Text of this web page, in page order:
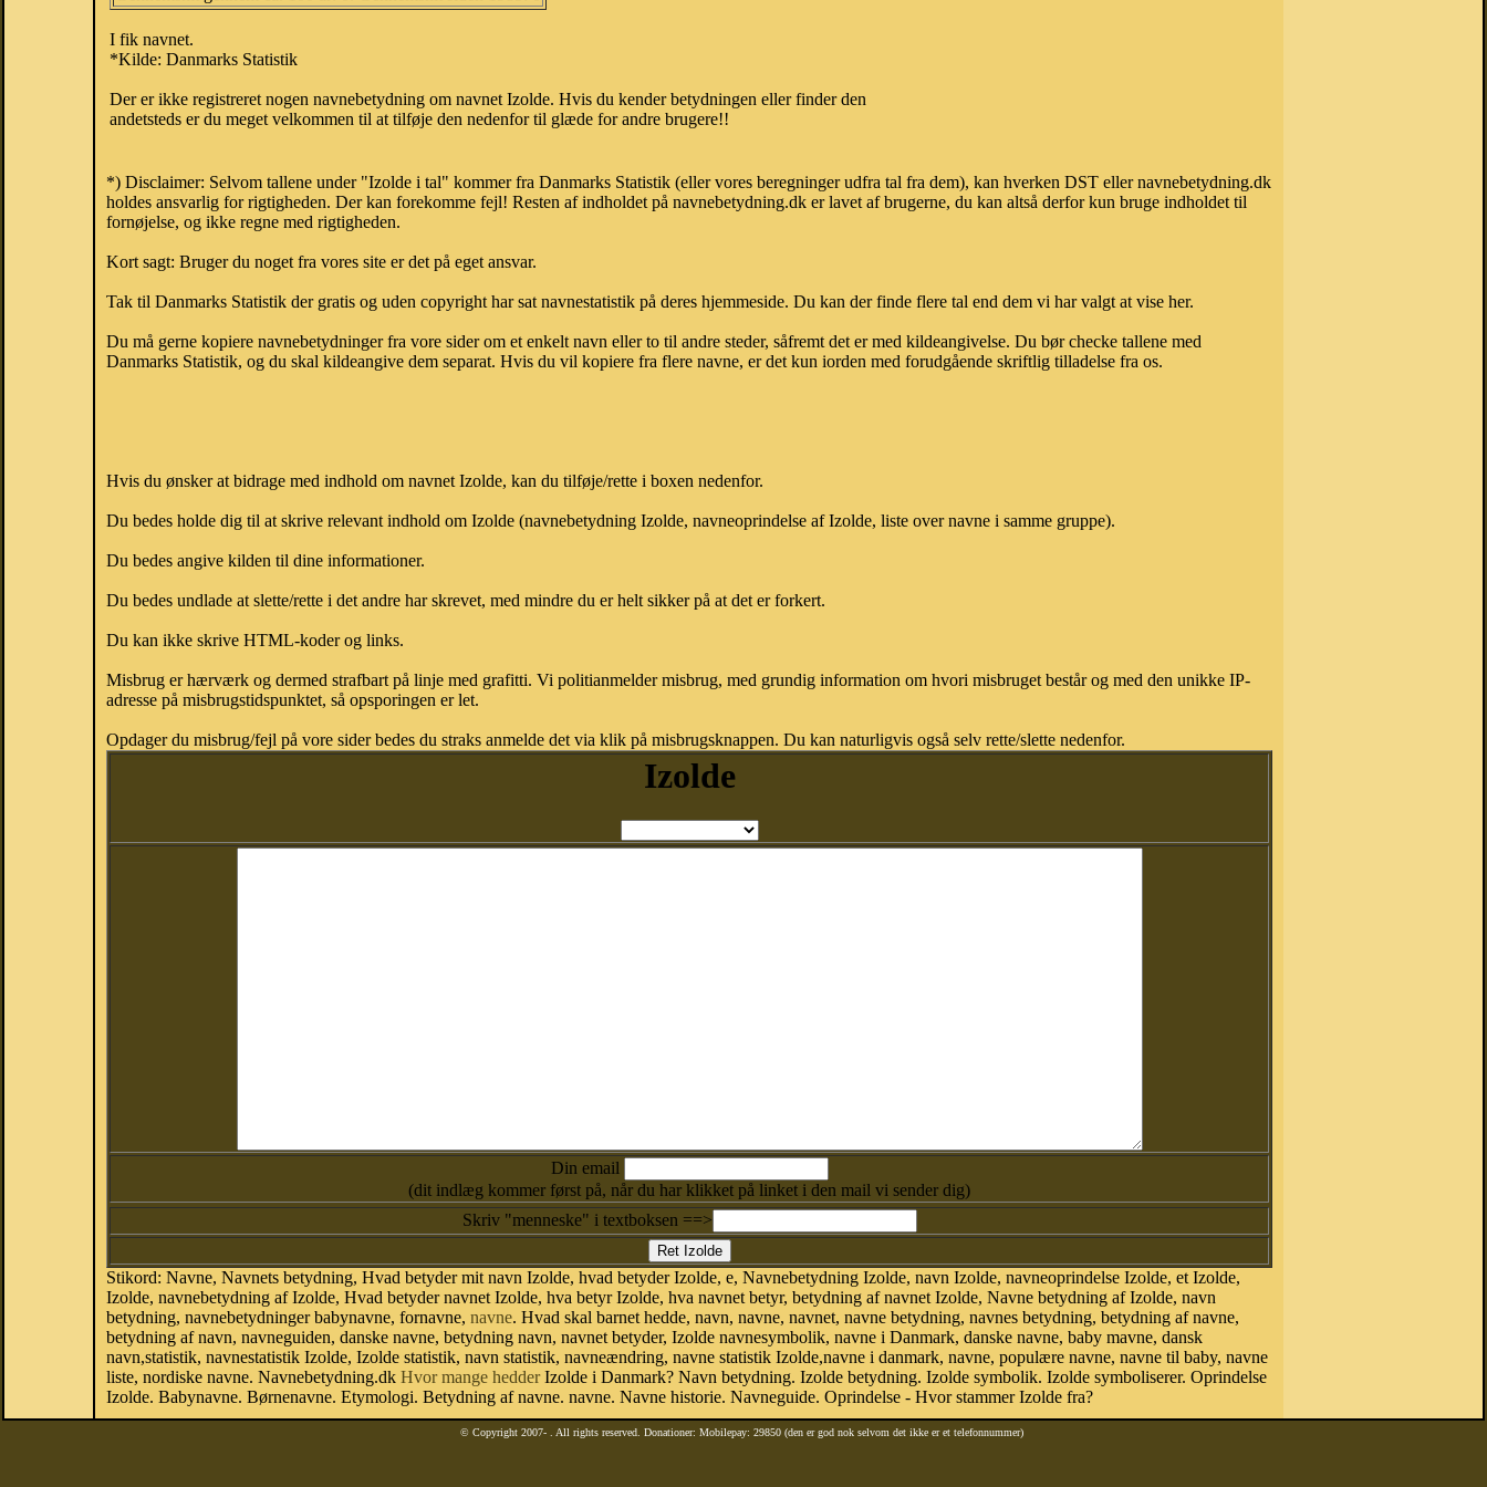
I fik navnet.
*Kilde: Danmarks Statistik
Der er ikke registreret nogen navnebetydning om navnet Izolde. Hvis du kender betydningen eller finder den
andetsteds er du meget velkommen til at tilføje den nedenfor til glæde for andre brugere!!
*) Disclaimer: Selvom tallene under "Izolde i tal" kommer fra Danmarks Statistik (eller vores beregninger udfra tal fra dem), kan hverken DST eller navnebetydning.dk
holdes ansvarlig for rigtigheden. Der kan forekomme fejl! Resten af indholdet på navnebetydning.dk er lavet af brugerne, du kan altså derfor kun bruge indholdet til
fornøjelse, og ikke regne med rigtigheden.
Kort sagt: Bruger du noget fra vores site er det på eget ansvar.
Tak til Danmarks Statistik der gratis og uden copyright har sat navnestatistik på deres hjemmeside. Du kan der finde flere tal end dem vi har valgt at vise her.
Du må gerne kopiere navnebetydninger fra vore sider om et enkelt navn eller to til andre steder, såfremt det er med kildeangivelse. Du bør checke tallene med
Danmarks Statistik, og du skal kildeangive dem separat. Hvis du vil kopiere fra flere navne, er det kun iorden med forudgående skriftlig tilladelse fra os.
Hvis du ønsker at bidrage med indhold om navnet Izolde, kan du tilføje/rette i boxen nedenfor.
Du bedes holde dig til at skrive relevant indhold om Izolde (navnebetydning Izolde, navneoprindelse af Izolde, liste over navne i samme gruppe).
Du bedes angive kilden til dine informationer.
Du bedes undlade at slette/rette i det andre har skrevet, med mindre du er helt sikker på at det er forkert.
Du kan ikke skrive HTML-koder og links.
Misbrug er hærværk og dermed strafbart på linje med grafitti. Vi politianmelder misbrug, med grundig information om hvori misbruget består og med den unikke IP-
adresse på misbrugstidspunktet, så opsporingen er let.
Opdager du misbrug/fejl på vore sider bedes du straks anmelde det via klik på misbrugsknappen. Du kan naturligvis også selv rette/slette nedenfor.
Izolde
Din email
(dit indlæg kommer først på, når du har klikket på linket i den mail vi sender dig)
Skriv "menneske" i textboksen ==>
Stikord: Navne, Navnets betydning, Hvad betyder mit navn Izolde, hvad betyder Izolde, e, Navnebetydning Izolde, navn Izolde, navneoprindelse Izolde, et Izolde,
Izolde, navnebetydning af Izolde, Hvad betyder navnet Izolde, hva betyr Izolde, hva navnet betyr, betydning af navnet Izolde, Navne betydning af Izolde, navn
betydning, navnebetydninger babynavne, fornavne, navne. Hvad skal barnet hedde, navn, navne, navnet, navne betydning, navnes betydning, betydning af navne,
betydning af navn, navneguiden, danske navne, betydning navn, navnet betyder, Izolde navnesymbolik, navne i Danmark, danske navne, baby mavne, dansk
navn,statistik, navnestatistik Izolde, Izolde statistik, navn statistik, navneændring, navne statistik Izolde,navne i danmark, navne, populære navne, navne til baby, navne
liste, nordiske navne. Navnebetydning.dk Hvor mange hedderIzolde i Danmark? Navn betydning. Izolde betydning. Izolde symbolik. Izolde symboliserer. Oprindelse
Izolde. Babynavne. Børnenavne. Etymologi. Betydning af navne. navne. Navne historie. Navneguide. Oprindelse - Hvor stammer Izolde fra?
© Copyright 2007- . All rights reserved. Donationer: Mobilepay: 29850 (den er god nok selvom det ikke er et telefonnummer)